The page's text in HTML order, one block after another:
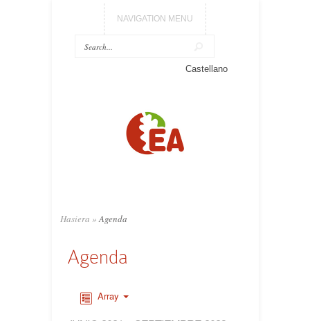
NAVIGATION MENU
Castellano
Hasiera » Agenda
Agenda
Array